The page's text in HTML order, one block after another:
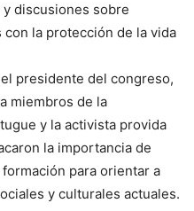
discusiones sobre
la protección de la vida
presidente del congreso,
miembros de la
y la activista provida
la importancia de
para orientar a
y culturales actuales.